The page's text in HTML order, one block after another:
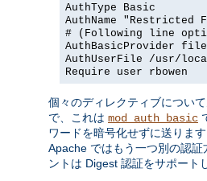
AuthType Basic
AuthName "Restricted
# (Following line
AuthBasicProvider file
AuthUserFile /usr/
Require user rbowen
個々のディレクティブについ
で、これは mod_auth_basic
ワードを暗号化せずに送りま
Apache ではもう一つ別の認証
ントは Digest 認証をサポート